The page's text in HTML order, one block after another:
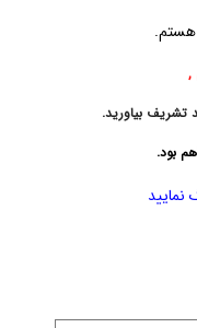
هستم.
,
تشریف بیاورید.
بود.
نمایید